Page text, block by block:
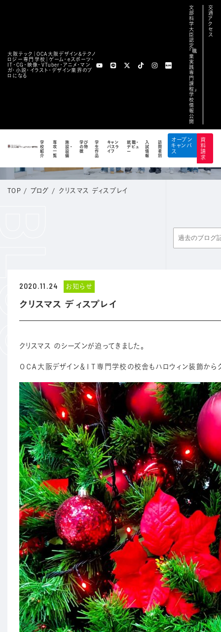
大阪テック｜OCA⼤阪デザイン&テクノ
ロジー専⾨学校｜ゲーム・eスポーツ・
IT・CG・映像・VTuber・アニメ・マン
ガ・小説・イラスト・デザイン業界のプ
ロになる
文
部
科
学
大
臣
認
定
「職
業
実
践
専
門
課
程」
学
校
情
報
公
開
交
通
ア
ク
セ
ス
学
校
紹
介
専
攻
一
覧
施
設・
設
備
学び
の特
徴
学
生
作
品
キャン
パスラ
イフ
就職・
デビュ
ー
入
試
情
報
訪
問
者
別
オープン
キャンパ
ス
資
料
請
求
BLOG
公式ブログ
TOP / ブログ / クリスマス ディスプレイ
2020.11.24 お知らせ
クリスマス ディスプレイ
クリスマス のシーズンが迫ってきました。
ＯＣＡ大阪デザイン＆ＩＴ専門学校の校舎もハロウィン装飾から